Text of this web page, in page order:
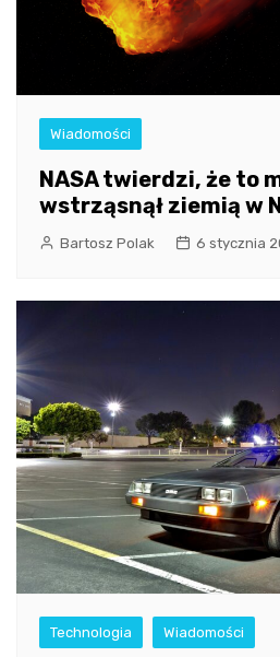
Wiadomości
NASA twierdzi, że to
wstrząsnął ziemią w
Bartosz Polak 6 stycznia
Technologia Wiadomości